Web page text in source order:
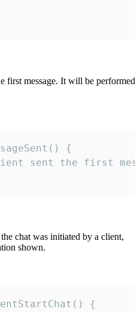
first message. It will be performed
{
sent the first
chat was initiated by a client,
shown.
{